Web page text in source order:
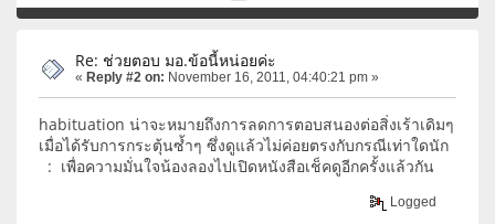
Re: ช่วยตอบ มอ.ข้อนี้หน่อยค่ะ
« Reply #2 on: November 16, 2011, 04:40:21 pm »
habituation น่าจะหมายถึงการลดการตอบสนองต่อสิ่งเร้าเดิมๆ
เมื่อได้รับการกระตุ้นซ้ำๆ ซึ่งดูแล้วไม่ค่อยตรงกับกรณีเท่าใดนัก
: เพื่อความมั่นใจน้องลองไปเปิดหนังสือเช็คดูอีกครั้งแล้วกัน
Logged